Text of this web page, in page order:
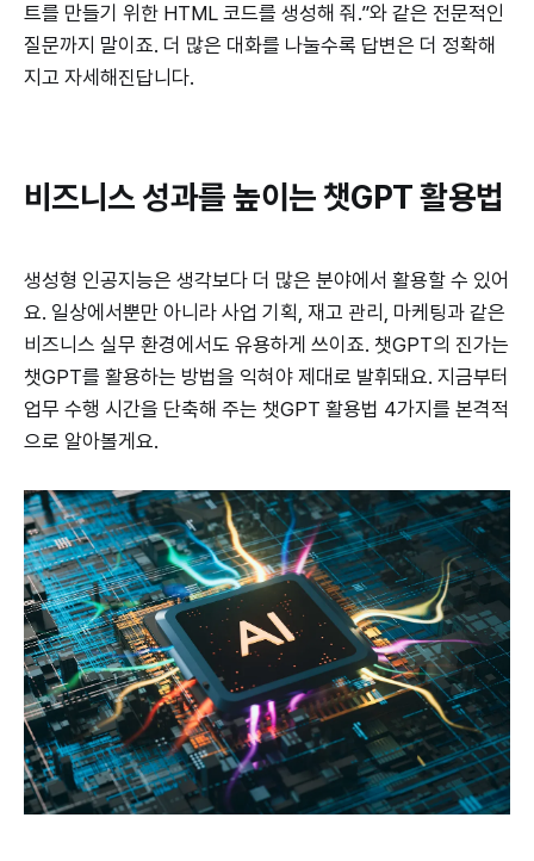
트를 만들기 위한 HTML 코드를 생성해 줘.”와 같은 전문적인
질문까지 말이죠. 더 많은 대화를 나눌수록 답변은 더 정확해
지고 자세해진답니다.
비즈니스 성과를 높이는 챗GPT 활용법
생성형 인공지능은 생각보다 더 많은 분야에서 활용할 수 있어
요. 일상에서뿐만 아니라 사업 기획, 재고 관리, 마케팅과 같은
비즈니스 실무 환경에서도 유용하게 쓰이죠. 챗GPT의 진가는
챗GPT를 활용하는 방법을 익혀야 제대로 발휘돼요. 지금부터
업무 수행 시간을 단축해 주는 챗GPT 활용법 4가지를 본격적
으로 알아볼게요.